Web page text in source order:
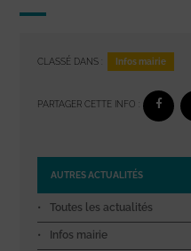
CLASSÉ DANS : Infos mairie
PARTAGER CETTE INFO :
AUTRES ACTUALITÉS
Toutes les actualités
Infos mairie